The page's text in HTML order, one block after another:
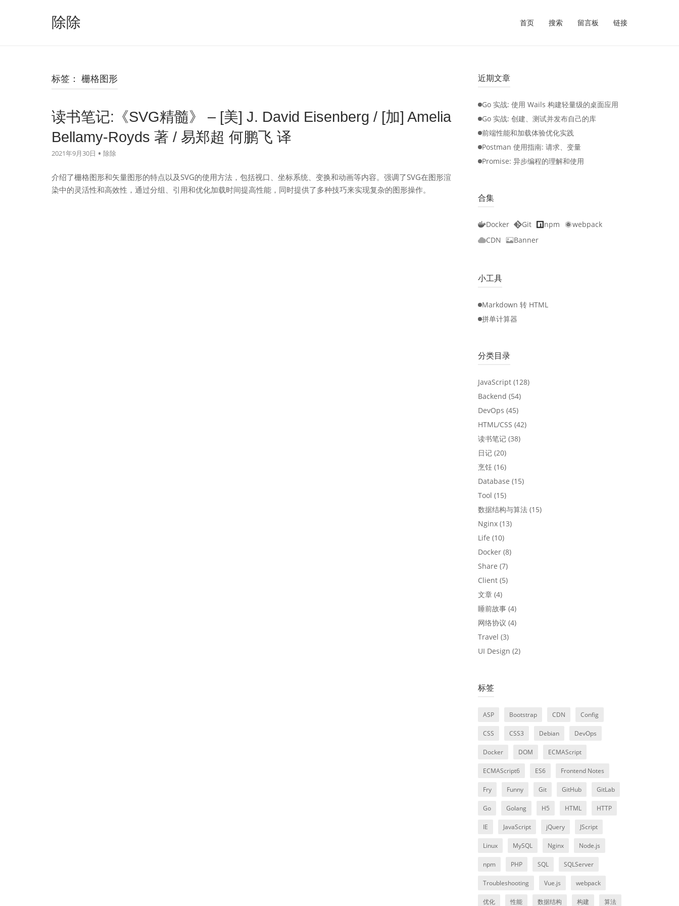
除除 首页 搜索 留言板 链接
标签： 栅格图形
读书笔记:《SVG精髓》 – [美] J. David Eisenberg / [加] Amelia
Bellamy-Royds 著 / 易郑超 何鹏飞 译
2021年9月30日 除除
介绍了栅格图形和矢量图形的特点以及SVG的使用方法，包括视口、坐标系统、变换和动画等内容。强调了SVG在图形渲
染中的灵活性和高效性，通过分组、引用和优化加载时间提高性能，同时提供了多种技巧来实现复杂的图形操作。
近期文章
Go 实战: 使用 Wails 构建轻量级的桌面应用
Go 实战: 创建、测试并发布自己的库
前端性能和加载体验优化实践
Postman 使用指南: 请求、变量
Promise: 异步编程的理解和使用
合集
Docker Git npm
webpack
CDN
Banner
小工具
Markdown 转 HTML
拼单计算器
分类目录
JavaScript(128)
Backend (54)
DevOps (45)
HTML/CSS (42)
读书笔记(38)
日记(20)
烹饪(16)
Database (15)
Tool (15)
数据结构与算法(15)
Nginx(13)
Life (10)
Docker(8)
Share (7)
Client(5)
文章(4)
睡前故事(4)
网络协议 (4)
Travel (3)
UI Design (2)
标签
ASP Bootstrap CDN Config
CSS CSS3 Debian DevOps
Docker DOM ECMAScript
ECMAScript6 ES6 Frontend Notes
Fry Funny Git GitHub GitLab
Go Golang H5 HTML HTTP
IE JavaScript jQuery JScript
Linux MySQL Nginx Node.js
npm PHP SQL SQLServer
Troubleshooting Vue.js webpack
优化 性能 数据结构 构建 算法